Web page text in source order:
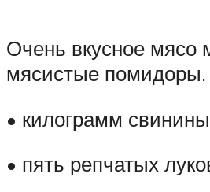
Очень вкусное мясо
мясистые помидоры.
• килограмм
• пять репчатых